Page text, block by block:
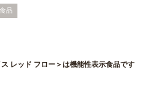
品
レッド フロー＞は機能性表示食品です